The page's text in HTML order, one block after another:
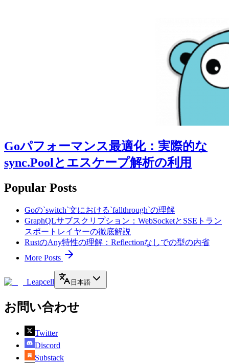
Goパフォーマンス最適化：実際的な
sync.Poolとエスケープ解析の利用
Popular Posts
Goの`switch`文における`fallthrough`の理解
GraphQLサブスクリプション：WebSocketとSSEトラン
スポートレイヤーの徹底解説
RustのAny特性の理解：Reflectionなしでの型の内省
More Posts
Leapcell 日本語
お問い合わせ
Twitter
Discord
Substack